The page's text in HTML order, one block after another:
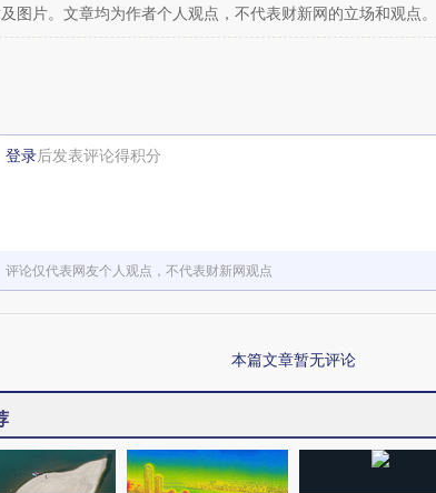
图片。文章均为作者个人观点，不代表财新网的立场和观点。
登录后发表评论得积分
评论仅代表网友个人观点，不代表财新网观点
本篇文章暂无评论